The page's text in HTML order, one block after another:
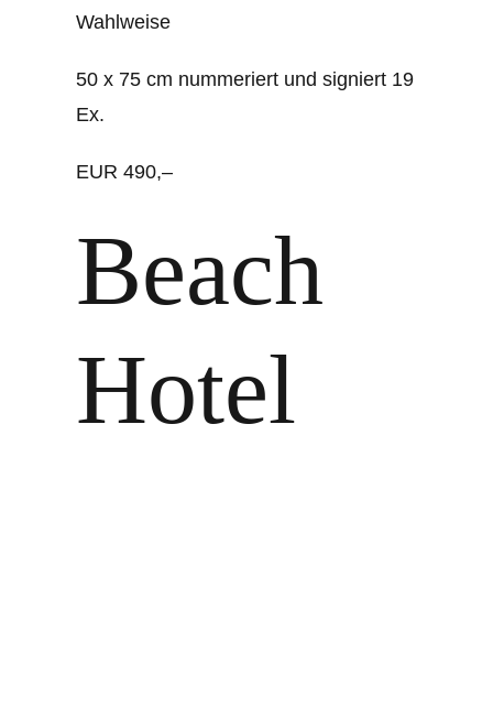
Wahlweise
50 x 75 cm nummeriert und signiert 19
Ex.
EUR 490,–
Beach
Hotel